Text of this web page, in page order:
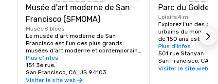
Musée d'art moderne de San
Francisco (SFMOMA)
Musée8 blocs
Le musée d'art moderne de San
Francisco est l'un des plus grands
musées d'art moderne et contemporain
des États-Unis et un centre culturel
florissant pour la région de la baie de San
Francisco. Il s'étend sur sept étages et
possède un café et une librairie sur
Plus d'infos
151 3e rue,
San Francisco, CA, US 94103
Visiter le site web
Parc du Golden
Loisirs4 mi
Explorez l'un des
urbains du monde.
de 150 ans est plus
Park de New York
partie fermé aux
endroit sûr pour
trésors cachés, tels
Plus d'infos
501 rue Stanyan
San Francisco, CA,
Visiter le site web